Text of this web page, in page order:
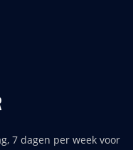
7 dagen per week voor